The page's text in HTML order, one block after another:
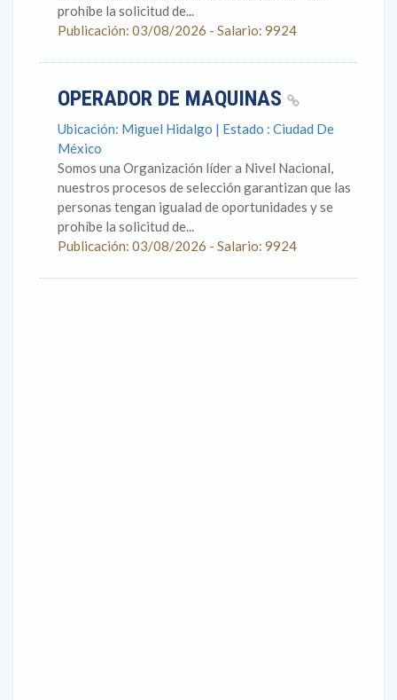
prohíbe la solicitud de...
Publicación: 03/08/2026 - Salario: 9924
OPERADOR DE MAQUINAS
Ubicación: Miguel Hidalgo | Estado : Ciudad De
México
Somos una Organización líder a Nivel Nacional,
nuestros procesos de selección garantizan que las
personas tengan igualad de oportunidades y se
prohíbe la solicitud de...
Publicación: 03/08/2026 - Salario: 9924